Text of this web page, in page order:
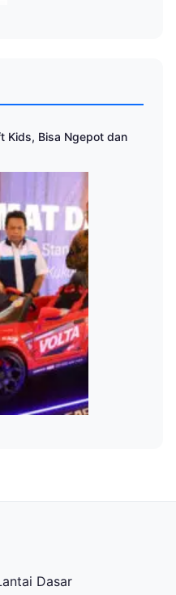
Kids, Bisa Ngepot dan
Dasar